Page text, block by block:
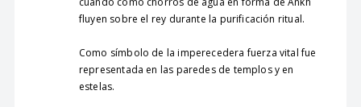
fluyen sobre el rey durante la purificación ritual.
Como símbolo de la imperecedera fuerza vital fue
representada en las paredes de templos y en
estelas.